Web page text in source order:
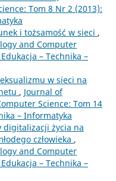
Tom 8 Nr 2 (2013):
i tożsamość w sieci ,
and Computer
– Technika –
w sieci na
, Journal of
Science: Tom 14
– Informatyka
digitalizacji życia na
człowieka ,
and Computer
– Technika –